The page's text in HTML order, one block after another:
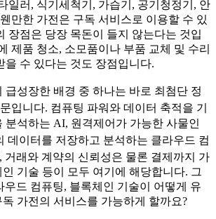
일러, 식기세척기, 가습기, 공기청정기, 안
만한 가전은 구독 서비스로 이용할 수 있
장점은 당장 목돈이 들지 않는다는 것입
제품 청소, 소모품이나 부품 교체 및 수리
을 수 있다는 것도 장점입니다.
급성장한 배경 중 하나는 바로 최첨단 정
입니다. 컴퓨팅 파워와 데이터 축적을 기
분석하는 AI, 원격제어가 가능한 사물인
데이터를 저장하고 분석하는 클라우드 컴
, 거래와 계약의 신뢰성은 물론 결제까지 가
기술 등이 모두 여기에 해당합니다. 그
우드 컴퓨팅, 블록체인 기술이 어떻게 유
가전의 서비스를 가능하게 할까요?